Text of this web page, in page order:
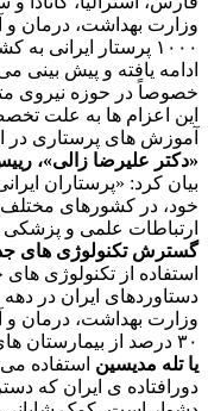
۱۰۰۰ پرستار ایرانی
ادامه یافته و پیش بینی
خصوصاً در حوزه نیروی
این اعزام ها به علت
آموزش های پرستاری در
«دکتر علیرضا زالی»،
بیان کرد: «پرستاران
خود، در کشورهای
ارتباطات علمی و
گسترش تکنولوژی های
استفاده از تکنولوژی
دستاوردهای ایران در
۳۰ درصد از بیمارستان های کشور از
یا تله مدیسین استفاده
دورافتاده ی ایران که